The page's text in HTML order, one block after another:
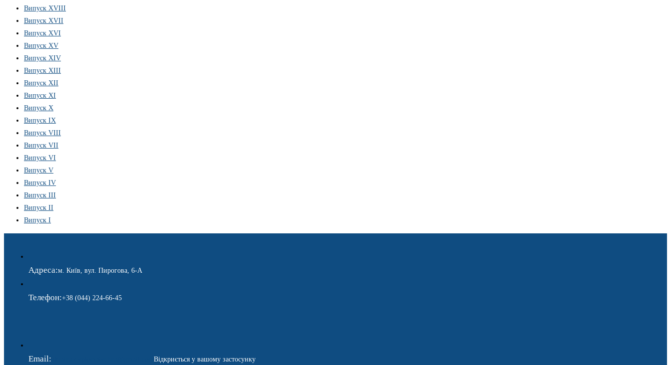
Випуск XVIII
Випуск XVII
Випуск XVI
Випуск XV
Випуск XIV
Випуск XIII
Випуск XII
Випуск XI
Випуск X
Випуск IX
Випуск VIII
Випуск VII
Випуск VI
Випуск V
Випуск IV
Випуск III
Випуск II
Випуск I
Адреса:м. Київ, вул. Пирогова, 6-А
Телефон:+38 (044) 224-66-45
Email: Відкриється у вашому застосунку